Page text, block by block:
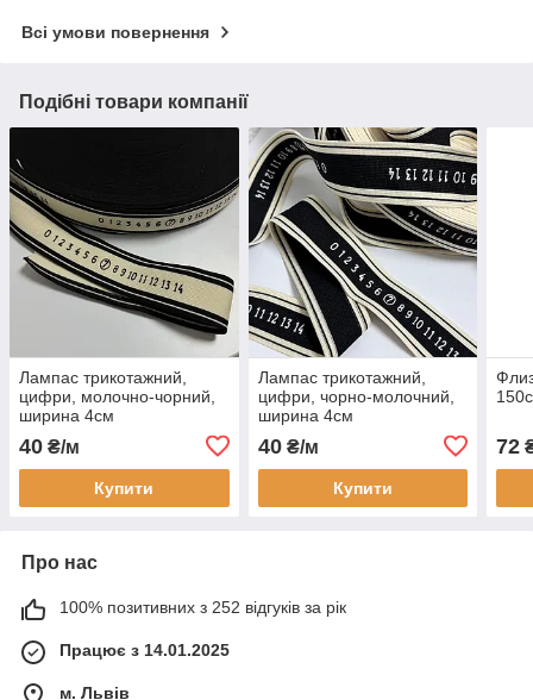
Всі умови повернення
Подібні товари компанії
Лампас трикотажний,
цифри, молочно-чорний,
ширина 4см
40 ₴/м
Купити
Лампас трикотажний,
цифри, чорно-молочний,
ширина 4см
40₴/м
Купити
72
Про нас
100% позитивних з 252 відгуків за рік
Працює з 14.01.2025
м. Львів